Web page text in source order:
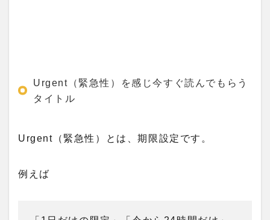
Urgent（緊急性）を感じ今すぐ読んでもらう
タイトル
Urgent（緊急性）とは、期限設定です。
例えば